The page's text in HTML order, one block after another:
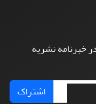
خبرنامه نشریه
اشتراک